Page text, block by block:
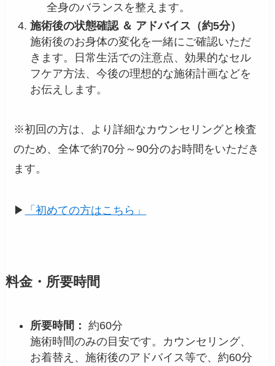
全身のバランスを整えます。
施術後の状態確認 ＆ アドバイス（約5分）
施術後のお身体の変化を一緒にご確認いただ
きます。日常生活での注意点、効果的なセル
フケア方法、今後の理想的な施術計画などを
お伝えします。
※初回の方は、より詳細なカウンセリングと検査
のため、全体で約70分～90分のお時間をいただき
ます。
▶ 「初めての方はこちら」
料金・所要時間
所要時間： 約60分
施術時間のみの目安です。カウンセリング、
お着替え、施術後のアドバイス等で、約60分